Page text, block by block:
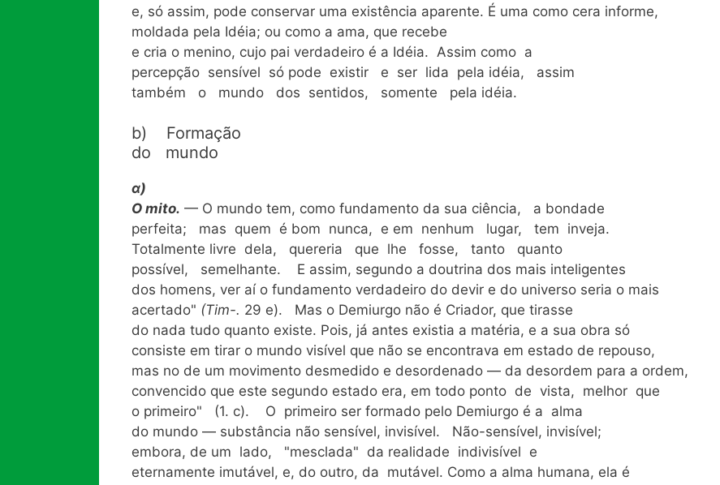
e, só assim, pode conservar uma existência aparente. É uma como cera informe,
moldada pela Idéia; ou como a ama, que recebe
e cria o menino, cujo pai verdadeiro é a Idéia. Assim como a
percepção sensível só pode existir e ser lida pela idéia, assim
também o mundo dos sentidos, somente pela idéia.
b) Formação
do mundo
α)
O mito. — O mundo tem, como fundamento da sua ciência, a bondade
perfeita; mas quem é bom nunca, e em nenhum lugar, tem inveja.
Totalmente livre dela, quereria que lhe fosse, tanto quanto
possível, semelhante. E assim, segundo a doutrina dos mais inteligentes
dos homens, ver aí o fundamento verdadeiro do devir e do universo seria o mais
acertado" (Tim-. 29 e). Mas o Demiurgo não é Criador, que tirasse
do nada tudo quanto existe. Pois, já antes existia a matéria, e a sua obra só
consiste em tirar o mundo visível que não se encontrava em estado de repouso,
mas no de um movimento desmedido e desordenado — da desordem para a ordem,
convencido que este segundo estado era, em todo ponto de vista, melhor que
o primeiro" (1. c). O primeiro ser formado pelo Demiurgo é a alma
do mundo — substância não sensível, invisível. Não-sensível, invisível;
embora, de um lado, "mesclada" da realidade indivisível e
eternamente imutável, e, do outro, da mutável. Como a alma humana, ela é